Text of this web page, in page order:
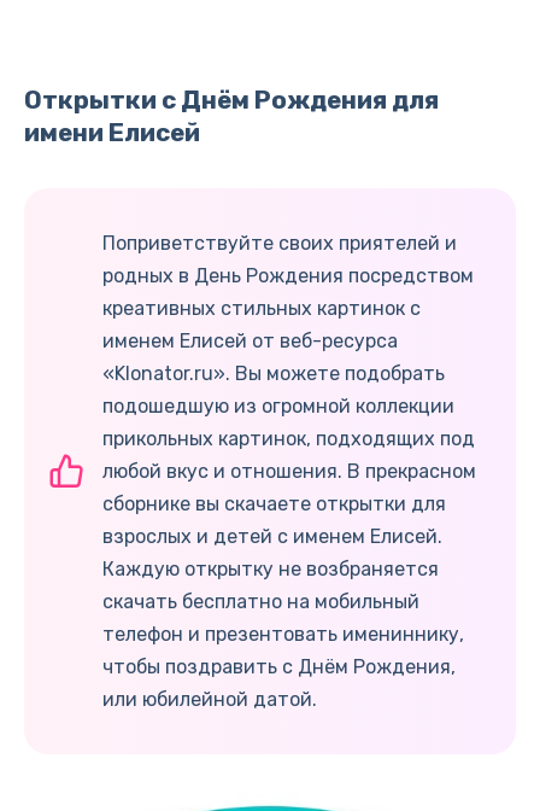
Открытки с Днём Рождения для
имени Елисей
Поприветствуйте своих приятелей и
родных в День Рождения посредством
креативных стильных картинок с
именем Елисей от веб-ресурса
«Klonator.ru». Вы можете подобрать
подошедшую из огромной коллекции
прикольных картинок, подходящих под
любой вкус и отношения. В прекрасном
сборнике вы скачаете открытки для
взрослых и детей с именем Елисей.
Каждую открытку не возбраняется
скачать бесплатно на мобильный
телефон и презентовать имениннику,
чтобы поздравить с Днём Рождения,
или юбилейной датой.